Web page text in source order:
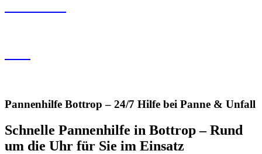
Pannenhilfe Bottrop – 24/7 Hilfe bei Panne & Unfall
Schnelle Pannenhilfe in Bottrop – Rund
um die Uhr für Sie im Einsatz